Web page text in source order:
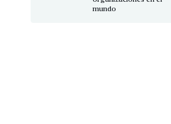
mundo